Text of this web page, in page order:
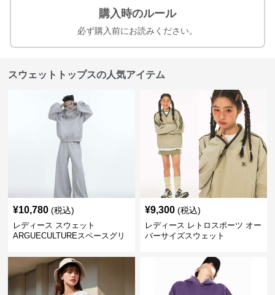
購入時のルール
必ず購入前にお読みください。
スウェットトップスの人気アイテム
¥10,780 (税込)
レディース スウェット
ARGUECULTUREスペースグリ
¥9,300 (税込)
レディース レトロスポーツ オー
バーサイズスウェット